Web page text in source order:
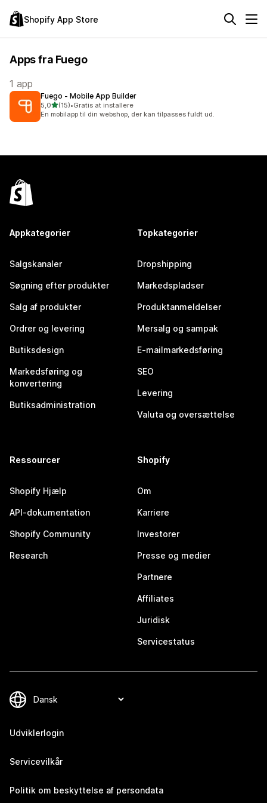
Shopify App Store
Apps fra Fuego
1 app
Fuego ‑ Mobile App Builder
5,0ud af 5 stjerner
(15)
15 anmeldelser i alt
•Gratis at installere
En mobilapp til din webshop, der kan tilpasses fuldt ud.
Appkategorier
Salgskanaler
Søgning efter produkter
Salg af produkter
Ordrer og levering
Butiksdesign
Markedsføring og
konvertering
Butiksadministration
Topkategorier
Dropshipping
Markedspladser
Produktanmeldelser
Mersalg og sampak
E-mailmarkedsføring
SEO
Levering
Valuta og oversættelse
Ressourcer
Shopify Hjælp
API-dokumentation
Shopify Community
Research
Shopify
Om
Karriere
Investorer
Presse og medier
Partnere
Affiliates
Juridisk
Servicestatus
Udviklerlogin
Servicevilkår
Politik om beskyttelse af persondata